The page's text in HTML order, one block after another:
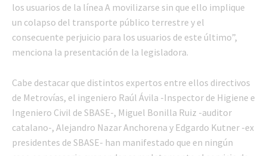
los usuarios de la línea A movilizarse sin que ello implique
un colapso del transporte público terrestre y el
consecuente perjuicio para los usuarios de este último”,
menciona la presentación de la legisladora.
Cabe destacar que distintos expertos entre ellos directivos
de Metrovías, el ingeniero Raúl Ávila -Inspector de Higiene e
Ingeniero Civil de SBASE-, Miguel Bonilla Ruiz -auditor
catalano-, Alejandro Nazar Anchorena y Edgardo Kutner -ex
presidentes de SBASE- han manifestado que en ningún